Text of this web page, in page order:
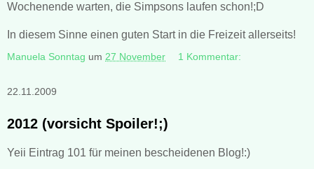
Wochenende warten, die Simpsons laufen schon!;D
In diesem Sinne einen guten Start in die Freizeit allerseits!
Manuela Sonntag um 27 November 1 Kommentar:
22.11.2009
2012 (vorsicht Spoiler!;)
Yeii Eintrag 101 für meinen bescheidenen Blog!:)